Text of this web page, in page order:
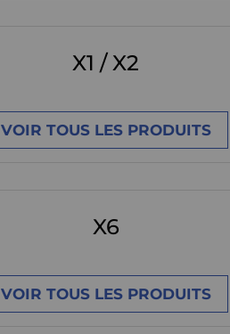
X1 / X2
VOIR TOUS LES PRODUITS
X6
VOIR TOUS LES PRODUITS